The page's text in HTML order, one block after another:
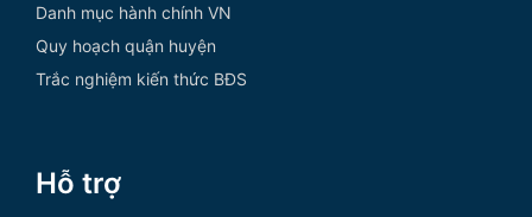
Danh mục hành chính VN
Quy hoạch quận huyện
Trắc nghiệm kiến thức BĐS
Hỗ trợ